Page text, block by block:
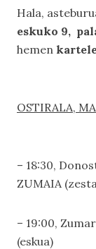
Hala,
eskuko 9,
hemen
OSTIRALA,
– 18:30,
ZUMAIA
– 19:00,
(eskua)